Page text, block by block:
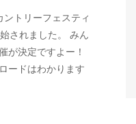
トリーフェスティ
されました。 みん
が決定ですよー！
ードはわかります